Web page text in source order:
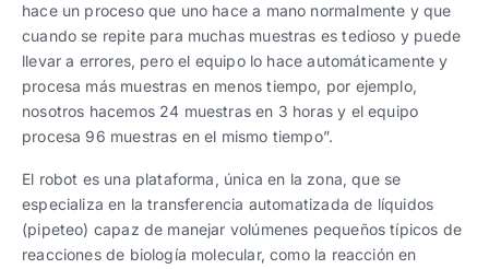
hace un proceso que uno hace a mano normalmente y que
cuando se repite para muchas muestras es tedioso y puede
llevar a errores, pero el equipo lo hace automáticamente y
procesa más muestras en menos tiempo, por ejemplo,
nosotros hacemos 24 muestras en 3 horas y el equipo
procesa 96 muestras en el mismo tiempo”.
El robot es una plataforma, única en la zona, que se
especializa en la transferencia automatizada de líquidos
(pipeteo) capaz de manejar volúmenes pequeños típicos de
reacciones de biología molecular, como la reacción en